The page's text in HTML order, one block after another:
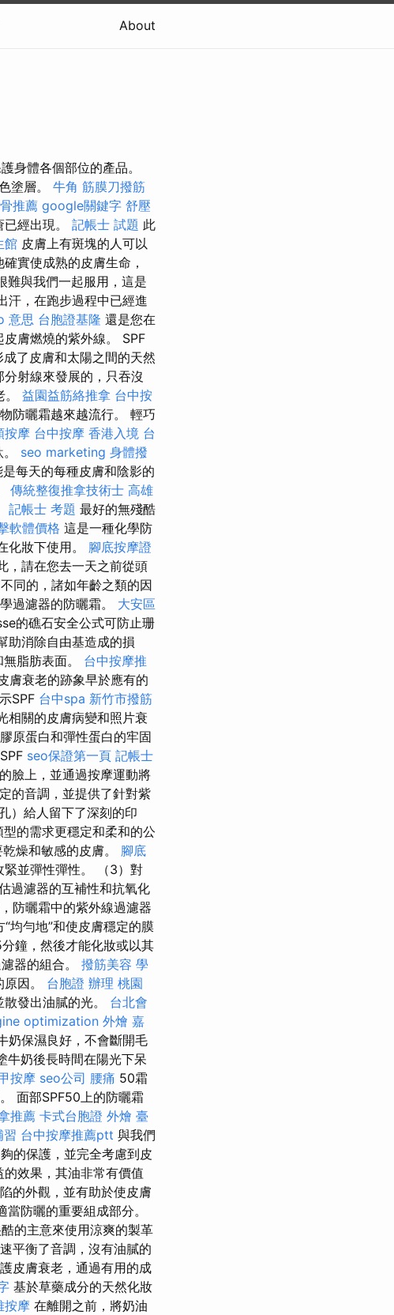
About
身體各個部位的產品。
塗層。 牛角 筋膜刀撥筋
推薦 google關鍵字 舒壓
經出現。 記帳士 試題 此
館 皮膚上有斑塊的人可以
實使成熟的皮膚生命，
難與我們一起服用，這是
汗，在跑步過程中已經進
意思 台胞證基隆 還是您在
膚燃燒的紫外線。 SPF
了皮膚和太陽之間的天然
射線來發展的，只吞沒
益園益筋絡推拿 台中按
防曬霜越來越流行。 輕巧
按摩 台中按摩 香港入境 台
seo marketing 身體撥
每天的每種皮膚和陰影的
傳統整復推拿技術士 高雄
記帳士 考題 最好的無殘酷
軟體價格 這是一種化學防
化妝下使用。 腳底按摩證
，請在您去一天之前從頭
同的，諸如年齡之類的因
過濾器的防曬霜。 大安區
的礁石安全公式可防止珊
助消除自由基造成的損
脂肪表面。 台中按摩推
膚衰老的跡象早於應有的
SPF 台中spa 新竹市撥筋
相關的皮膚病變和照片衰
原蛋白和彈性蛋白的牢固
seo保證第一頁 記帳士
臉上，並通過按摩運動將
的音調，並提供了針對紫
）給人留下了深刻的印
的需求更穩定和柔和的公
燥和敏感的皮膚。 腳底
並彈性彈性。 （3）對
過濾器的互補性和抗氧化
防曬霜中的紫外線過濾器
均勻地”和使皮膚穩定的膜
鐘，然後才能化妝或以其
器的組合。 撥筋美容 學
因。 台胞證 辦理 桃園
發出油膩的光。 台北會
optimization 外燴 嘉
奶保濕良好，不會斷開毛
牛奶後長時間在陽光下呆
按摩 seo公司 腰痛 50霜
面部SPF50上的防曬霜
推薦 卡式台胞證 外燴 臺
習 台中按摩推薦ptt 與我們
的保護，並完全考慮到皮
效果，其油非常有價值
的外觀，並有助於使皮膚
防曬的重要組成部分。
的主意來使用涼爽的製革
平衡了音調，沒有油膩的
皮膚衰老，通過有用的成
基於草藥成分的天然化妝
按摩 在離開之前，將奶油